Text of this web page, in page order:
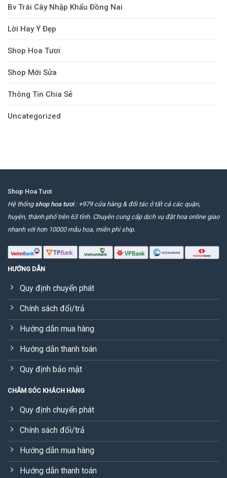
Bv Trái Cây Nhập Khẩu Đồng Nai
Lời Hay Ý Đẹp
Shop Hoa Tươi
Shop Mới Sửa
Thông Tin Chia Sẻ
Uncategorized
Shop Hoa Tươi
Hệ thống shop hoa tươi: +979 cửa hàng & đối tác ở tất cả các quận,
huyện, thành phố trên 63 tỉnh. Chuyên cung cấp dịch vụ đặt hoa online giao
nhanh với hơn 10000 mẫu hoa, miễn phí ship.
HƯỚNG DẪN
Quy định chuyển phát
Chính sách đổi/trả
Hướng dẫn mua hàng
Hướng dẫn thanh toán
Quy định bảo mật
CHĂM SÓC KHÁCH HÀNG
Quy định chuyển phát
Chính sách đổi/trả
Hướng dẫn mua hàng
Hướng dẫn thanh toán